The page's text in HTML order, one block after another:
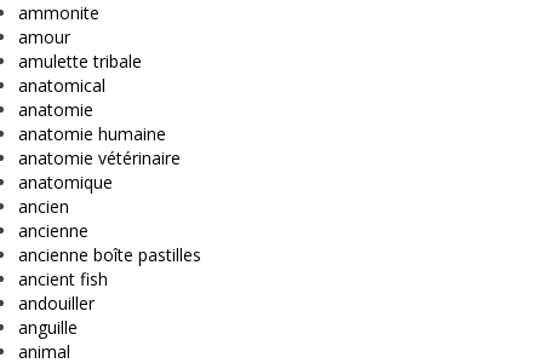
ammonite
amour
amulette tribale
anatomical
anatomie
anatomie humaine
anatomie vétérinaire
anatomique
ancien
ancienne
ancienne boîte pastilles
ancient fish
andouiller
anguille
animal